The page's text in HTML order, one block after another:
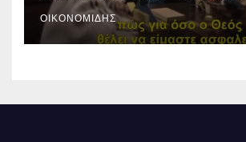
ΟΙΚΟΝΟΜΊΔΗΣ